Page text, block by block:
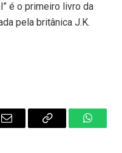
é o primeiro livro da
pela britânica J.K.
Email
Copy